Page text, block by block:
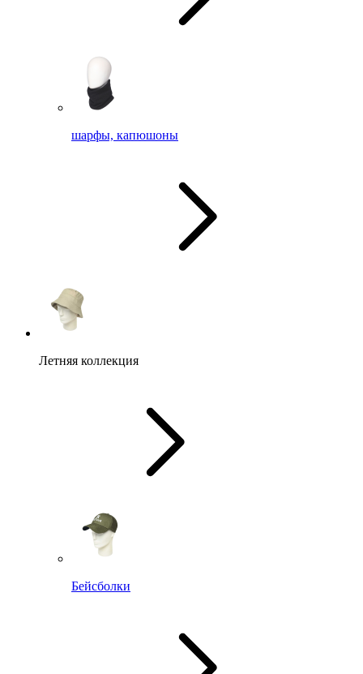
шарфы, капюшоны
Летняя коллекция
Бейсболки